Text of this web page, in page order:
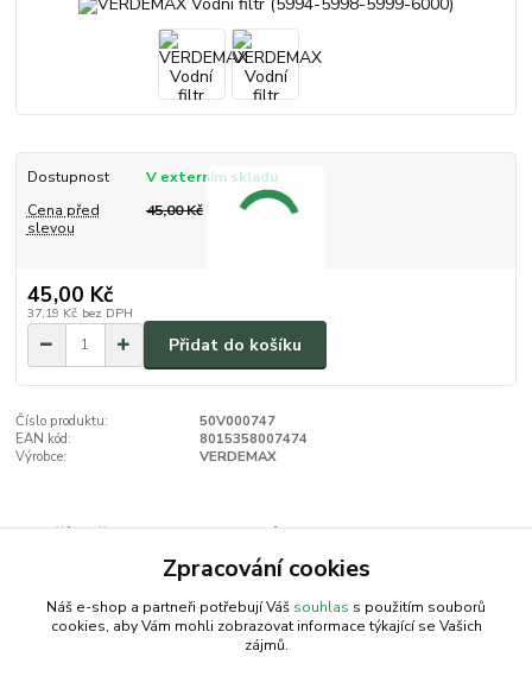
Dostupnost
V externím skladu
Cena před
slevou
45,00 Kč
45,00 Kč
37,19 Kč bez DPH
Přidat do košíku
Číslo produktu:
50V000747
EAN kód:
8015358007474
Výrobce:
VERDEMAX
Zboží zařazeno v kategoriích
VERDEMAX | AKU programZpracování cookies
Náš e-shop a partneři potřebují Váš souhlas s použitím souborů
cookies, aby Vám mohli zobrazovat informace týkající se Vašich
zájmů.